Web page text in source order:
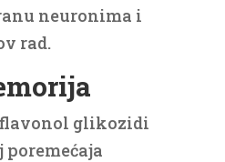
neuronima i
rad.
glikozidi
poremećaja